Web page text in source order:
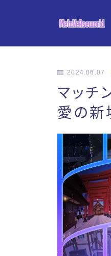
2024.06.07
マッチ
愛の新